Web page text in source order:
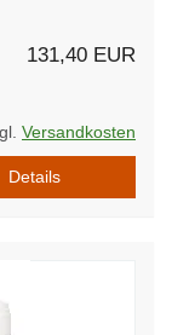
131,40 EUR
Versandkosten